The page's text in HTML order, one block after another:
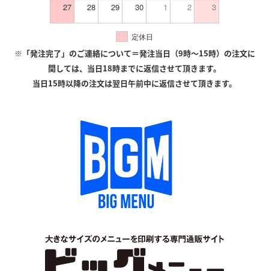
27 28 29 30 1 2 3
定休日
※「発注完了」のご連絡について＝発注当日（9時〜15時）の注文に
関しては、当日18時までに返信させて頂きます。
当日15時以降の注文は翌日午前中に返信させて頂きます。